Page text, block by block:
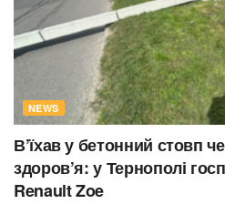
NEWS
В’їхав у бетонний стовп
здоров’я: у Тернополі
Renault Zoe